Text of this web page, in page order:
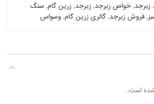
زبرجد,خواص زبرجد, زبرجد, زرین گام, سنگ
,فروش زبرجد,گالری زرین گام, وسواس
است.